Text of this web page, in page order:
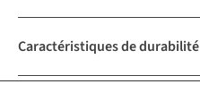
Caractéristiques de durabilité